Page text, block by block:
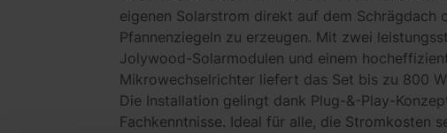
eigenen Solarstrom direkt auf dem Schrägdach
Pfannenziegeln zu erzeugen. Mit zwei
Jolywood-Solarmodulen und einem
Mikrowechselrichter liefert das Set bis zu 800
Die Installation gelingt dank Plug-&-Play-
Fachkenntnisse. Ideal für alle, die Stromkosten